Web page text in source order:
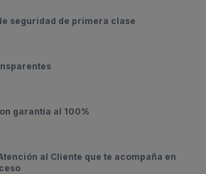
seguridad de primera clase
garantía al 100%
al Cliente que te acompaña en